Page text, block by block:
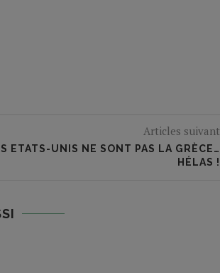
Articles suivant
ETATS-UNIS NE SONT PAS LA GRÈCE…
HÉLAS !